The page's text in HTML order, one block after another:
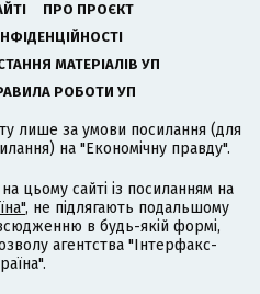
ПРО ПРОЄКТ
МАТЕРІАЛІВ УП
РОБОТИ УП
лише за умови посилання (для
на "Економічну правду".
цьому сайті із посиланням на
, не підлягають подальшому
в будь-якій формі,
агентства "Інтерфакс-